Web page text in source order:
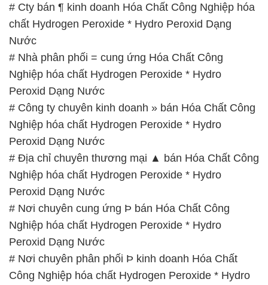
# Cty bán ¶ kinh doanh Hóa Chất Công Nghiệp hóa
chất Hydrogen Peroxide * Hydro Peroxid Dạng
Nước
# Nhà phân phối = cung ứng Hóa Chất Công
Nghiệp hóa chất Hydrogen Peroxide * Hydro
Peroxid Dạng Nước
# Công ty chuyên kinh doanh » bán Hóa Chất Công
Nghiệp hóa chất Hydrogen Peroxide * Hydro
Peroxid Dạng Nước
# Địa chỉ chuyên thương mại ▲ bán Hóa Chất Công
Nghiệp hóa chất Hydrogen Peroxide * Hydro
Peroxid Dạng Nước
# Nơi chuyên cung ứng Þ bán Hóa Chất Công
Nghiệp hóa chất Hydrogen Peroxide * Hydro
Peroxid Dạng Nước
# Nơi chuyên phân phối Þ kinh doanh Hóa Chất
Công Nghiệp hóa chất Hydrogen Peroxide * Hydro